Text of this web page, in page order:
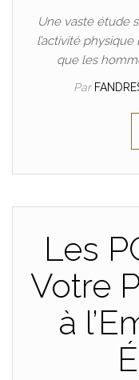
Une vaste étude
l’activité
que les
Par
Les
Votre
à